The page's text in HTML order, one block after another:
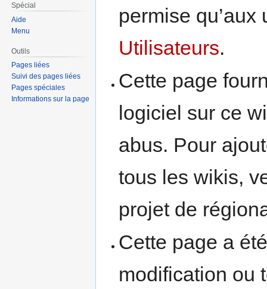
permise
Utilisateurs.
Cette page
logiciel sur ce
abus. Pour
tous les wikis,
projet de
Cette page a
modification ou
Spécial
Aide
Menu
Outils
Pages liées
Suivi des pages liées
Pages spéciales
Informations sur la page